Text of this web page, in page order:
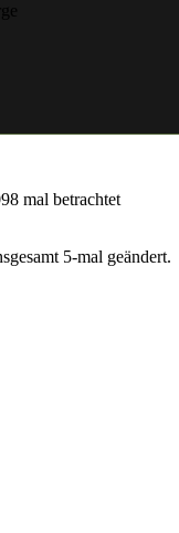
mal betrachtet
5-mal geändert.